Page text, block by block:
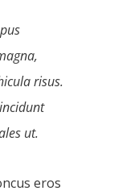
risus.
ut.
eros